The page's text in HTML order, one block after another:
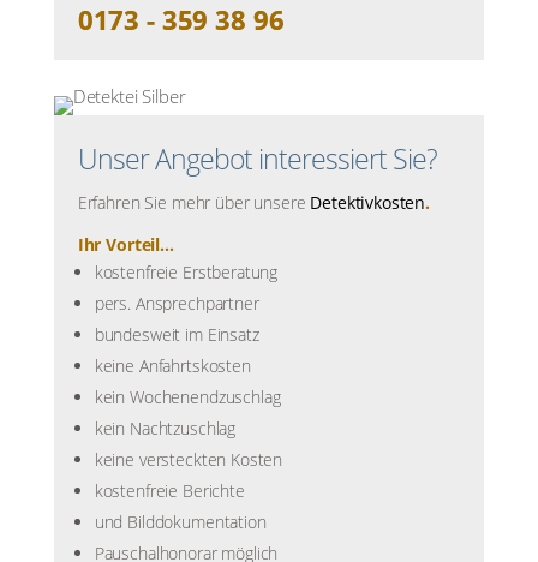
0173 - 359 38 96
Unser Angebot interessiert Sie?
Erfahren Sie mehr über unsere Detektivkosten.
Ihr Vorteil...
kostenfreie Erstberatung
pers. Ansprechpartner
bundesweit im Einsatz
keine Anfahrtskosten
kein Wochenendzuschlag
kein Nachtzuschlag
keine versteckten Kosten
kostenfreie Berichte
und Bilddokumentation
Pauschalhonorar möglich